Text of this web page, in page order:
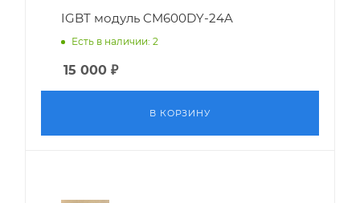
IGBT модуль CM600DY-24A
Есть в наличии: 2
15 000 ₽
В КОРЗИНУ